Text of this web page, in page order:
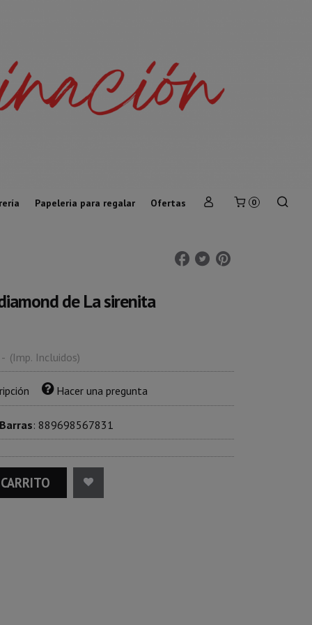
Papeleria para regalar Ofertas 0
de La sirenita
- (Imp. Incluidos)
Hacer una pregunta
: 889698567831